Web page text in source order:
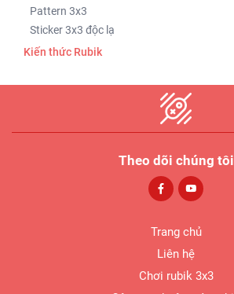
Pattern 3x3
Sticker 3x3 độc lạ
Kiến thức Rubik
Các kí hiệu Rubik lập phương
Tổng hợp các loại
Các phần mềm hỗ trợ
Ernő Rubik - Cha đẻ của Rubik
Feliks Zemdegs - Huyền thoại Rubik
Theo dõi chúng tôi
Trang chủ
Liên hệ
Chơi rubik 3x3